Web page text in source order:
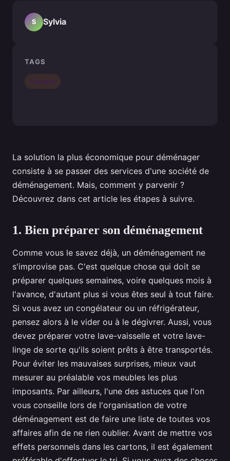
La solution la plus économique pour déménager
consiste à se passer des services d'une société de
déménagement. Mais, comment y parvenir ?
Découvrez dans cet article les étapes à suivre.
1. Bien préparer son déménagement
Comme vous le savez déjà, un déménagement ne
s'improvise pas. C'est quelque chose qui doit se
préparer quelques semaines, voire quelques mois à
l'avance, d'autant plus si vous êtes seul à tout faire.
Si vous avez un congélateur ou un réfrigérateur,
pensez alors à le vider ou à le dégivrer. Aussi, vous
devez préparer votre lave-vaisselle et votre lave-
linge de sorte qu'ils soient prêts à être transportés.
Pour éviter les mauvaises surprises, mieux vaut
mesurer au préalable vos meubles les plus
imposants. Par ailleurs, l'une des astuces que l'on
vous conseille lors de l'organisation de votre
déménagement est de faire une liste de toutes vos
affaires afin de ne rien oublier. Avant de mettre vos
effets personnels dans les cartons, il est également
S Sylvia
TAGS
Conseils